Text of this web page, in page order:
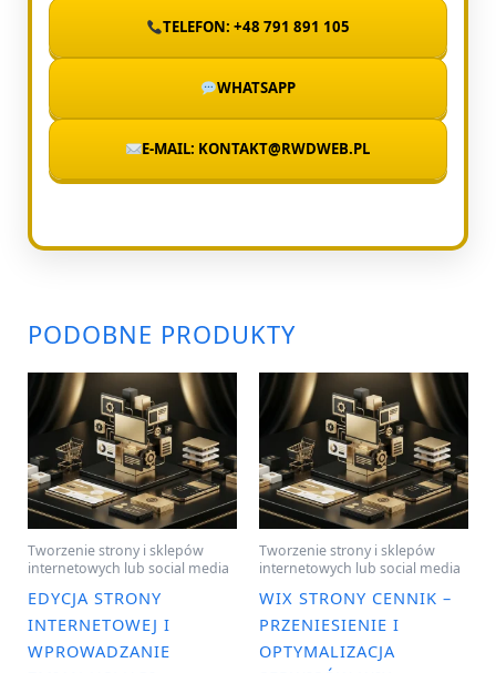
TELEFON: +48 791 891 105
WHATSAPP
E-MAIL: KONTAKT@RWDWEB.PL
PODOBNE PRODUKTY
Tworzenie strony i sklepów
internetowych lub social media
EDYCJA STRONY
INTERNETOWEJ I
WPROWADZANIE
Tworzenie strony i sklepów
internetowych lub social media
WIX STRONY CENNIK –
PRZENIESIENIE I
OPTYMALIZACJA